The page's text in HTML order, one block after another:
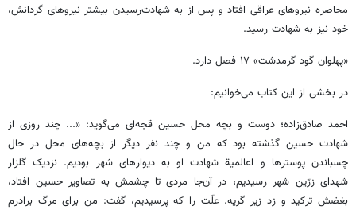
محاصره نیروهای عراقی افتاد و پس از به‌ شهادت‌رسیدن بیشتر نیروهای گردانش،
خود نیز به شهادت رسید.
«پهلوان گود گرمدشت» ۱۷ فصل دارد.
در بخشی از این کتاب می‌خوانیم:
احمد صادق‌زاده؛ دوست و بچه محل حسین قجه‌ای می‌گوید: «... چند روزی از
شهادت حسین گذشته بود که من و چند نفر دیگر از بچه‌های محل در حال
چسباندن پوسترها و اعالمیة شهادت او به دیوارهای شهر بودیم. نزدیک گلزار
شهدای زرّین شهر رسیدیم، در آن‌جا مردی تا چشمش به تصاویر حسین افتاد،
بغضش ترکید و زد زیر گریه. علّت را که پرسیدیم، گفت: من برای مرگ برادرم